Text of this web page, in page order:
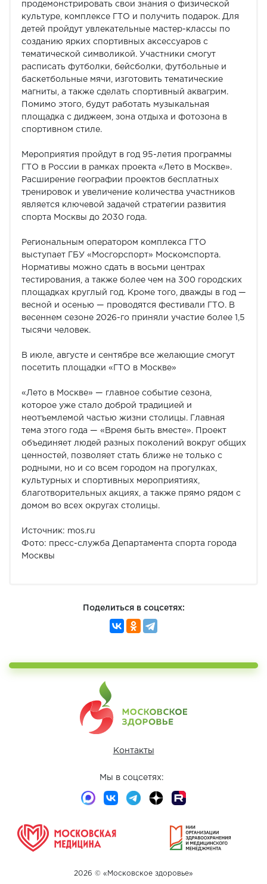
продемонстрировать свои знания о физической
культуре, комплексе ГТО и получить подарок. Для
детей пройдут увлекательные мастер-классы по
созданию ярких спортивных аксессуаров с
тематической символикой. Участники смогут
расписать футболки, бейсболки, футбольные и
баскетбольные мячи, изготовить тематические
магниты, а также сделать спортивный аквагрим.
Помимо этого, будут работать музыкальная
площадка с диджеем, зона отдыха и фотозона в
спортивном стиле.
Мероприятия пройдут в год 95-летия программы
ГТО в России в рамках проекта «Лето в Москве».
Расширение географии проектов бесплатных
тренировок и увеличение количества участников
является ключевой задачей стратегии развития
спорта Москвы до 2030 года.
Региональным оператором комплекса ГТО
выступает ГБУ «Мосгорспорт» Москомспорта.
Нормативы можно сдать в восьми центрах
тестирования, а также более чем на 300 городских
площадках круглый год. Кроме того, дважды в год —
весной и осенью — проводятся фестивали ГТО. В
весеннем сезоне 2026-го приняли участие более 1,5
тысячи человек.
В июле, августе и сентябре все желающие смогут
посетить площадки «ГТО в Москве»
«Лето в Москве» — главное событие сезона,
которое уже стало доброй традицией и
неотъемлемой частью жизни столицы. Главная
тема этого года — «Время быть вместе». Проект
объединяет людей разных поколений вокруг общих
ценностей, позволяет стать ближе не только с
родными, но и со всем городом на прогулках,
культурных и спортивных мероприятиях,
благотворительных акциях, а также прямо рядом с
домом во всех округах столицы.
Источник: mos.ru
Фото: пресс-служба Департамента спорта города
Москвы
Поделиться в соцсетях:
Контакты
Мы в соцсетях:
2026 © «Московское здоровье»